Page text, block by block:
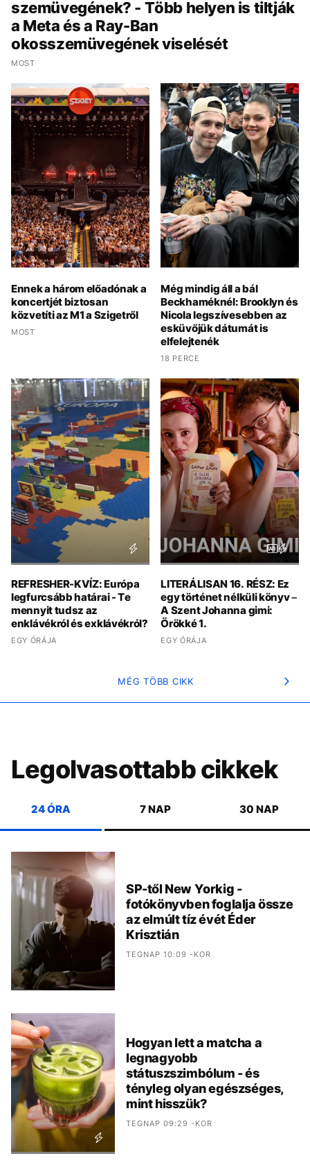
szemüvegének? - Több helyen is tiltják
a Meta és a Ray-Ban
okosszemüvegének viselését
MOST
Ennek a három előadónak a
koncertjét biztosan
közvetíti az M1 a Szigetről
MOST
Még mindig áll a bál
Beckhaméknél: Brooklyn és
Nicola legszívesebben az
esküvőjük dátumát is
elfelejtenék
18 PERCE
REFRESHER-KVÍZ: Európa
legfurcsább határai - Te
mennyit tudsz az
enklávékról és exklávékról?
EGY ÓRÁJA
LITERÁLISAN 16. RÉSZ: Ez
egy történet nélküli könyv –
A Szent Johanna gimi:
Örökké 1.
EGY ÓRÁJA
MÉG TÖBB CIKK
Legolvasottabb cikkek
24 ÓRA 7 NAP 30 NAP
SP-től New Yorkig -
fotókönyvben foglalja össze
az elmúlt tíz évét Éder
Krisztián
TEGNAP 10:09 -KOR
Hogyan lett a matcha a
legnagyobb
státuszszimbólum - és
tényleg olyan egészséges,
mint hisszük?
TEGNAP 09:29 -KOR